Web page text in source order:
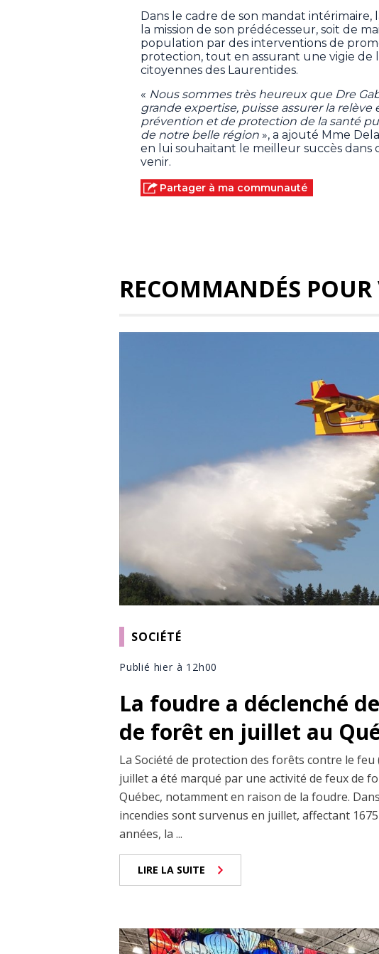
Dans le cadre de son mandat
la mission de son prédécesseur, soit de
population par des interventions de
protection, tout en assurant une vigie de
citoyennes des Laurentides.
« Nous sommes très heureux que Dre
grande expertise, puisse assurer la
prévention et de protection de la santé
de notre belle région », a ajouté Mme
en lui souhaitant le meilleur succès dans
venir.
Partager à ma communauté
RECOMMANDÉS POUR
SOCIÉTÉ
Publié hier à 12h00
La foudre a déclenché
de forêt en juillet au
La Société de protection des forêts contre le feu
juillet a été marqué par une activité de feux de
Québec, notamment en raison de la foudre.
incendies sont survenus en juillet, affectant
années, la ...
LIRE LA SUITE